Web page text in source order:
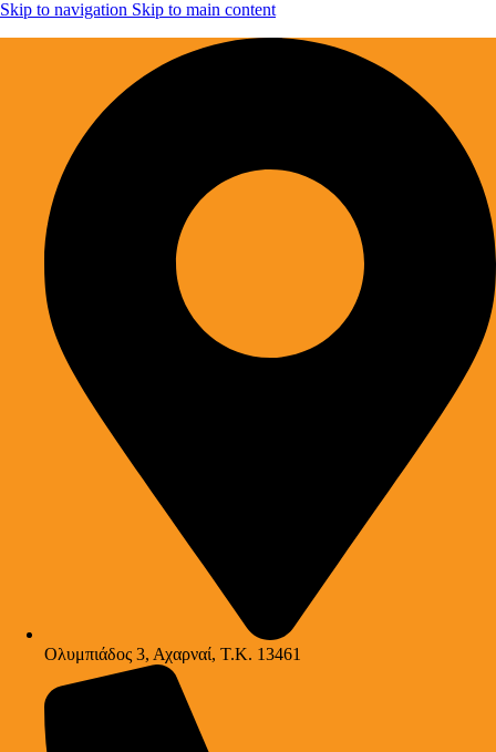
Skip to navigation Skip to main content
Ολυμπιάδος 3, Αχαρναί, Τ.Κ. 13461